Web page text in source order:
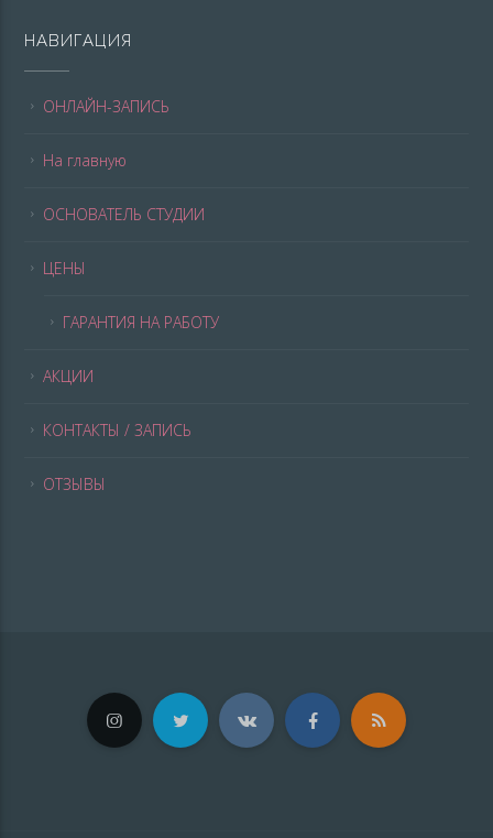
НАВИГАЦИЯ
ОНЛАЙН-ЗАПИСЬ
На главную
ОСНОВАТЕЛЬ СТУДИИ
ЦЕНЫ
ГАРАНТИЯ НА РАБОТУ
АКЦИИ
КОНТАКТЫ / ЗАПИСЬ
ОТЗЫВЫ